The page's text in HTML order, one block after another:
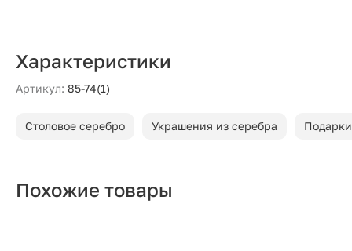
Характеристики
Артикул: 85-74(1)
Столовое серебро Украшения из серебра
Похожие товары